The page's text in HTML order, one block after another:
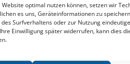
optimal nutzen können, setzen wir
es uns, Geräteinformationen zu
Surfverhaltens oder zur Nutzung
Einwilligung später widerrufen, kann dies